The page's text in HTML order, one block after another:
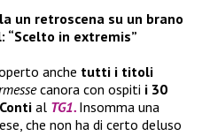
un retroscena su un brano
“Scelto in extremis”
anche tutti i titoli
canora con ospiti i 30
al TG1. Insomma una
che non ha di certo deluso